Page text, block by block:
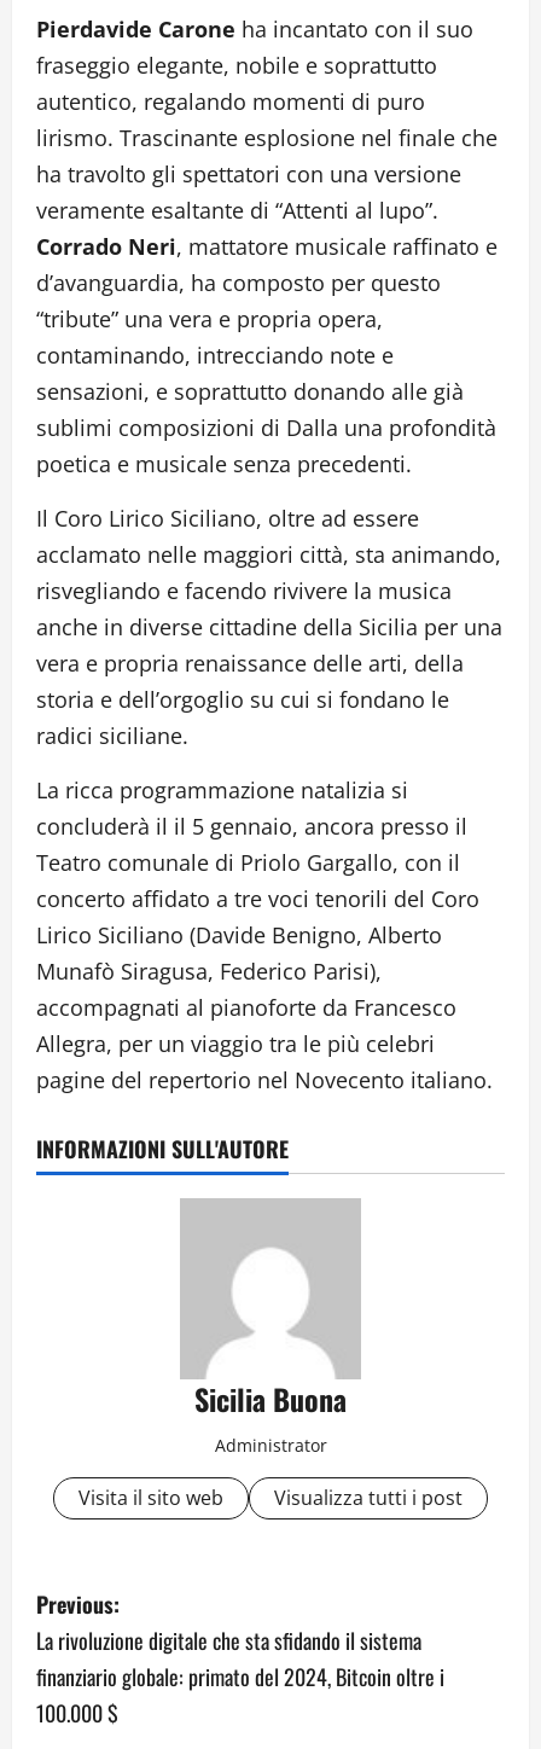
Pierdavide Carone ha incantato con il suo
fraseggio elegante, nobile e soprattutto
autentico, regalando momenti di puro
lirismo. Trascinante esplosione nel finale che
ha travolto gli spettatori con una versione
veramente esaltante di “Attenti al lupo”.
Corrado Neri, mattatore musicale raffinato e
d’avanguardia, ha composto per questo
“tribute” una vera e propria opera,
contaminando, intrecciando note e
sensazioni, e soprattutto donando alle già
sublimi composizioni di Dalla una profondità
poetica e musicale senza precedenti.
Il Coro Lirico Siciliano, oltre ad essere
acclamato nelle maggiori città, sta animando,
risvegliando e facendo rivivere la musica
anche in diverse cittadine della Sicilia per una
vera e propria renaissance delle arti, della
storia e dell’orgoglio su cui si fondano le
radici siciliane.
La ricca programmazione natalizia si
concluderà il il 5 gennaio, ancora presso il
Teatro comunale di Priolo Gargallo, con il
concerto affidato a tre voci tenorili del Coro
Lirico Siciliano (Davide Benigno, Alberto
Munafò Siragusa, Federico Parisi),
accompagnati al pianoforte da Francesco
Allegra, per un viaggio tra le più celebri
pagine del repertorio nel Novecento italiano.
INFORMAZIONI SULL'AUTORE
Sicilia Buona
Administrator
Visita il sito web Visualizza tutti i post
P
o
s
Previous:
La rivoluzione digitale che sta sfidando il sistema
finanziario globale: primato del 2024, Bitcoin oltre i
100.000 $